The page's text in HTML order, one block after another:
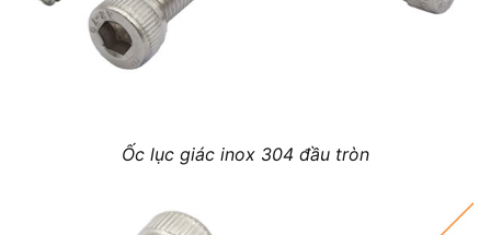
Ốc lục giác inox 304 đầu tròn